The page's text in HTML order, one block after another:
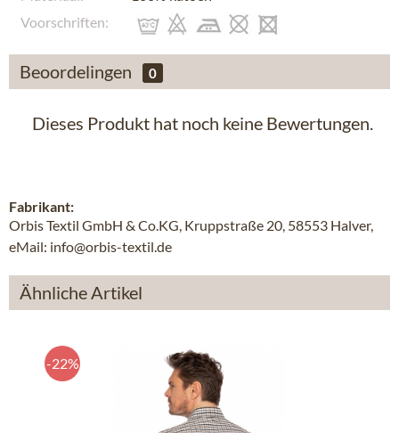
Voorschriften:
Beoordelingen 0
Dieses Produkt hat noch keine Bewertungen.
Fabrikant:
Orbis Textil GmbH & Co.KG, Kruppstraße 20, 58553 Halver,
eMail: info@orbis-textil.de
Ähnliche Artikel
-22%